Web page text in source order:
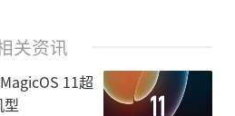
关资讯
11超